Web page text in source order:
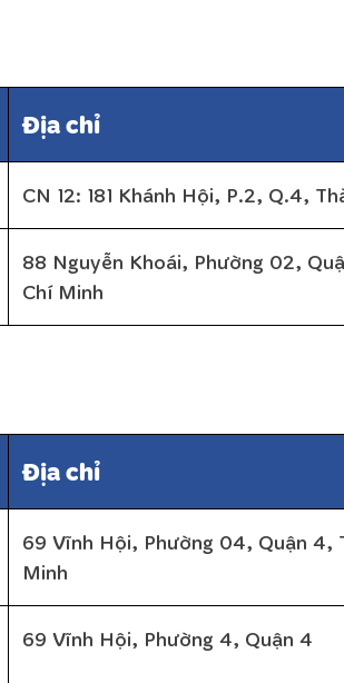
Địa chỉ
CN 12: 181 Khánh Hội, P.2, Q.4,
88 Nguyễn Khoái, Phường 02,
Chí Minh
Địa chỉ
69 Vĩnh Hội, Phường 04, Quận 4,
Minh
69 Vĩnh Hội, Phường 4, Quận 4